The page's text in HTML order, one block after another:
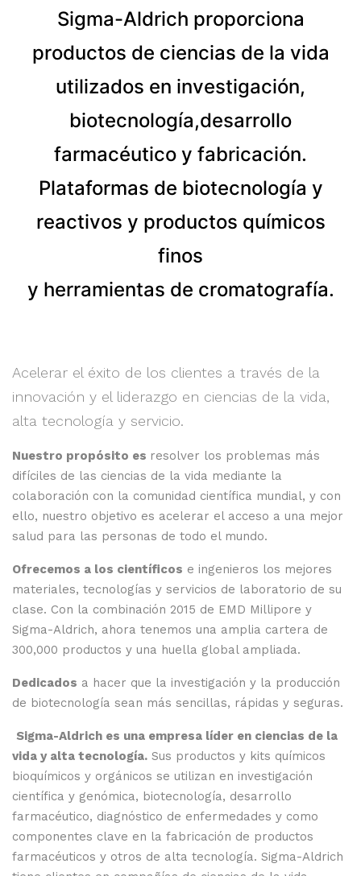
Sigma-Aldrich proporciona
productos de ciencias de la vida
utilizados en investigación,
biotecnología,desarrollo
farmacéutico y fabricación.
Plataformas de biotecnología y
reactivos y productos químicos
finos
y herramientas de cromatografía.
Acelerar el éxito de los clientes a través de la
innovación y el liderazgo en ciencias de la vida,
alta tecnología y servicio.
Nuestro propósito es resolver los problemas más
difíciles de las ciencias de la vida mediante la
colaboración con la comunidad científica mundial, y con
ello, nuestro objetivo es acelerar el acceso a una mejor
salud para las personas de todo el mundo.
Ofrecemos a los científicos e ingenieros los mejores
materiales, tecnologías y servicios de laboratorio de su
clase. Con la combinación 2015 de EMD Millipore y
Sigma-Aldrich, ahora tenemos una amplia cartera de
300,000 productos y una huella global ampliada.
Dedicados a hacer que la investigación y la producción
de biotecnología sean más sencillas, rápidas y seguras.
Sigma-Aldrich es una empresa líder en ciencias de la
vida y alta tecnología. Sus productos y kits químicos
bioquímicos y orgánicos se utilizan en investigación
científica y genómica, biotecnología, desarrollo
farmacéutico, diagnóstico de enfermedades y como
componentes clave en la fabricación de productos
farmacéuticos y otros de alta tecnología. Sigma-Aldrich